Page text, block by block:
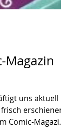
Magazin
uns aktuell